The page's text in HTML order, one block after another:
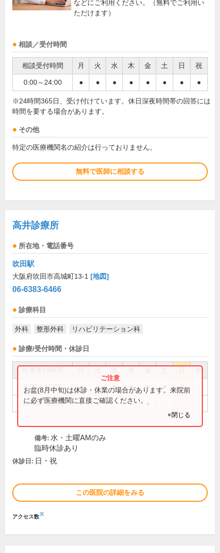
などにご利用ください。（無料でご利用い
ただけます）
相談／受付時間
相談受付時間 月 火 水 木 金 土 日 祝
0:00～24:00 ● ● ● ● ● ● ● ●
※24時間365日、受け付けています。休日深夜時間帯の回答には
時間を要する場合があります。
その他
特定の医療機関名の紹介は行っておりません。
無料で医師に相談する
高井診療所
所在地・電話番号
吹田駅
大阪府吹田市高城町13-1 [地図]
06-6383-6466
診療科目
外科 整形外科 リハビリテーション科
診療/受付時間・休診日
祝
9:00～12:00 ● ● ● ● ●
16:00～19:00 ● ● ●
お盆(8月中旬)は休診・休業の場合があります。来院前
に必ず医療機関に直接ご確認ください。
×閉じる
備考: 水・土曜AMのみ
臨時休診あり
休診日: 日・祝
この医院の詳細をみる
アクセス数※